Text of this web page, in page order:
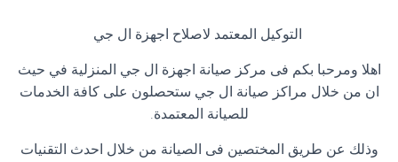
التوكيل المعتمد لاصلاح اجهزة ال جي
اهلا ومرحبا بكم فى مركز صيانة اجهزة ال جي المنزلية في حيث
ان من خلال مراكز صيانة ال جي ستحصلون على كافة الخدمات
للصيانة المعتمدة.
وذلك عن طريق المختصين فى الصيانة من خلال احدث التقنيات